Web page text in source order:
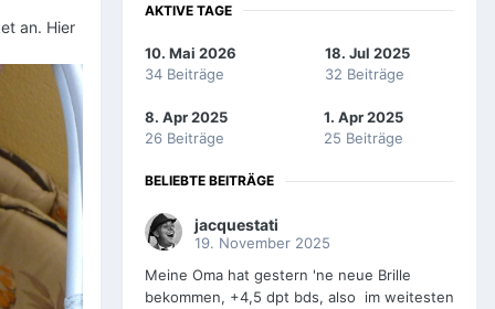
an. Hier
AKTIVE TAGE
10. Mai 2026
34 Beiträge
18. Jul 2025
32 Beiträge
8. Apr 2025
26 Beiträge
1. Apr 2025
25 Beiträge
BELIEBTE BEITRÄGE
jacquestati
19. November 2025
Meine Oma hat gestern 'ne neue Brille
bekommen, +4,5 dpt bds, also im weitesten